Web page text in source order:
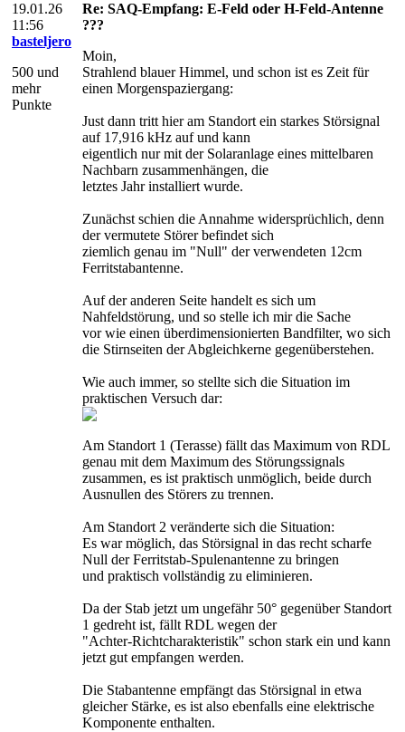
19.01.26
11:56
basteljero
500 und
mehr
Punkte
Re: SAQ-Empfang: E-Feld oder H-Feld-Antenne
???
Moin,
Strahlend blauer Himmel, und schon ist es Zeit für
einen Morgenspaziergang:
Just dann tritt hier am Standort ein starkes Störsignal
auf 17,916 kHz auf und kann
eigentlich nur mit der Solaranlage eines mittelbaren
Nachbarn zusammenhängen, die
letztes Jahr installiert wurde.
Zunächst schien die Annahme widersprüchlich, denn
der vermutete Störer befindet sich
ziemlich genau im "Null" der verwendeten 12cm
Ferritstabantenne.
Auf der anderen Seite handelt es sich um
Nahfeldstörung, und so stelle ich mir die Sache
vor wie einen überdimensionierten Bandfilter, wo sich
die Stirnseiten der Abgleichkerne gegenüberstehen.
Wie auch immer, so stellte sich die Situation im
praktischen Versuch dar:
Am Standort 1 (Terasse) fällt das Maximum von RDL
genau mit dem Maximum des Störungssignals
zusammen, es ist praktisch unmöglich, beide durch
Ausnullen des Störers zu trennen.
Am Standort 2 veränderte sich die Situation:
Es war möglich, das Störsignal in das recht scharfe
Null der Ferritstab-Spulenantenne zu bringen
und praktisch vollständig zu eliminieren.
Da der Stab jetzt um ungefähr 50° gegenüber Standort
1 gedreht ist, fällt RDL wegen der
"Achter-Richtcharakteristik" schon stark ein und kann
jetzt gut empfangen werden.
Die Stabantenne empfängt das Störsignal in etwa
gleicher Stärke, es ist also ebenfalls eine elektrische
Komponente enthalten.